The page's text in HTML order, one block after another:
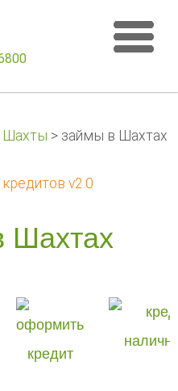
Шахты > займы в Шахтах
Шахтах